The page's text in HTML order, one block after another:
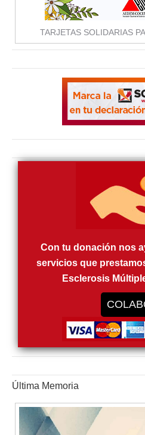
TARJETAS SOLIDARIAS
Con tu donación nos
servicios que
Esclerosis
Última Memoria